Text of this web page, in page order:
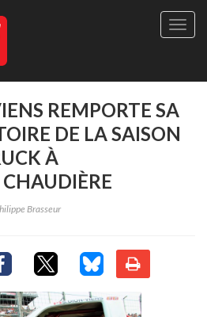
Site
-
Le
REMPORTE SA
DE LA SAISON
À
CHAUDIÈRE
Brasseur